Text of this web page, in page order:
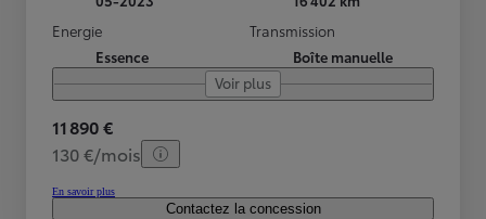
Energie
Essence
Transmission
Boîte manuelle
Voir plus
11 890 €
130 €/mois
En savoir plus
Contactez la concession